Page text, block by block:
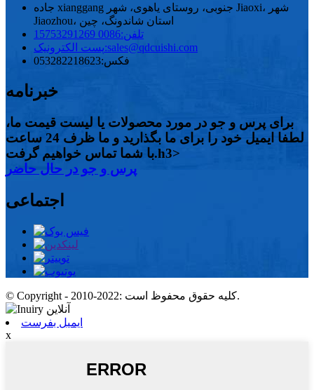
جاده xianggang جنوبی، روستای یاهوی، شهر Jiaoxi، شهر
Jiaozhou، استان شاندونگ، چین
تلفن:0086 15753291269
پست الکترونیک:sales@qdcuishi.com
فکس:053282218623
خبرنامه
برای پرس و جو در مورد محصولات یا لیست قیمت ما،
لطفا ایمیل خود را برای ما بگذارید و ما ظرف 24 ساعت
با شما تماس خواهیم گرفت.h3>
پرس و جو در حال حاضر
اجتماعی
© Copyright - 2010-2022: کلیه حقوق محفوظ است.
ایمیل بفرست
x